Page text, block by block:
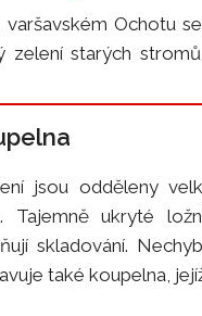
varšavském Ochotu
zelení starých
jsou odděleny
Tajemně ukryté
skladování.
také koupelna,